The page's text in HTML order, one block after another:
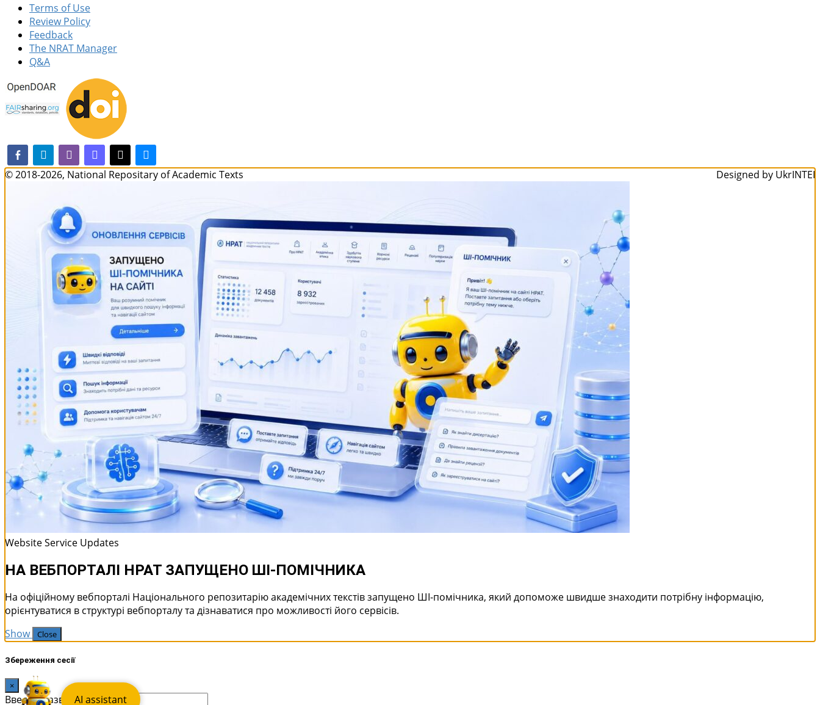
Terms of Use
Review Policy
Feedback
The NRAT Manager
Q&A
facebook-alt
telegramwhatsappmastodon
threadsbluesky
© 2018-2026, National Repositary of Academic Texts
Designed by UkrINTEI
AI assistant
Website Service Updates
НА ВЕБПОРТАЛІ НРАТ ЗАПУЩЕНО ШІ-ПОМІЧНИКА
На офіційному вебпорталі Національного репозитарію академічних текстів запущено ШІ-помічника, який допоможе швидше знаходити потрібну інформацію,
орієнтуватися в структурі вебпорталу та дізнаватися про можливості його сервісів.
Show
Close
Збереження сесії
×
Введіть назву сесії: